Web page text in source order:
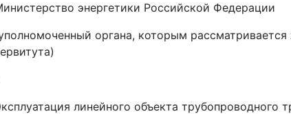
энергетики Российской Федерации
органа, которым рассматривается
линейного объекта трубопроводного